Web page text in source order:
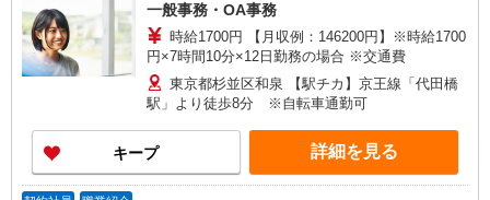
一般事務・OA事務
時給1700円 【月収例：146200円】※時給1700
円×7時間10分×12日勤務の場合 ※交通費
東京都杉並区和泉 【駅チカ】京王線「代田橋
駅」より徒歩8分 ※自転車通勤可
キープ 詳細を見る